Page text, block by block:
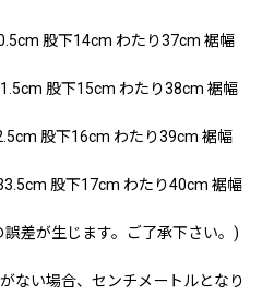
股下14cm わたり37cm 裾幅
股下15cm わたり38cm 裾幅
股下16cm わたり39cm 裾幅
股下17cm わたり40cm 裾幅
差が生じます。ご了承下さい。)
ない場合、センチメートルとなり